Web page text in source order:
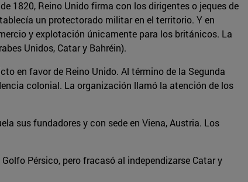
1820, Reino Unido firma con los dirigentes o jeques de
un protectorado militar en el territorio. Y en
y explotación únicamente para los británicos. La
Unidos, Catar y Bahréin).
en favor de Reino Unido. Al término de la Segunda
colonial. La organización llamó la atención de los
sus fundadores y con sede en Viena, Austria. Los
Pérsico, pero fracasó al independizarse Catar y